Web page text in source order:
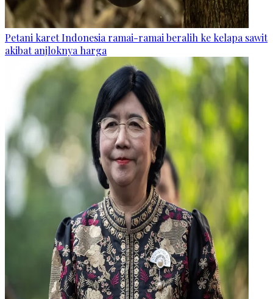
Petani karet Indonesia ramai-ramai beralih ke kelapa sawit
akibat anjloknya harga